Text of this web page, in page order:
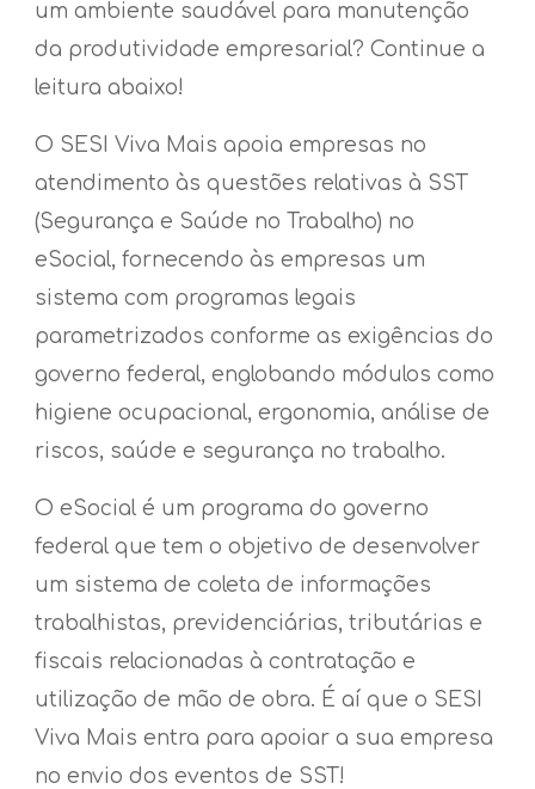
um ambiente saudável para manutenção
da produtividade empresarial? Continue a
leitura abaixo!
O SESI Viva Mais apoia empresas no
atendimento às questões relativas à SST
(Segurança e Saúde no Trabalho) no
eSocial, fornecendo às empresas um
sistema com programas legais
parametrizados conforme as exigências do
governo federal, englobando módulos como
higiene ocupacional, ergonomia, análise de
riscos, saúde e segurança no trabalho.
O eSocial é um programa do governo
federal que tem o objetivo de desenvolver
um sistema de coleta de informações
trabalhistas, previdenciárias, tributárias e
fiscais relacionadas à contratação e
utilização de mão de obra. É aí que o SESI
Viva Mais entra para apoiar a sua empresa
no envio dos eventos de SST!